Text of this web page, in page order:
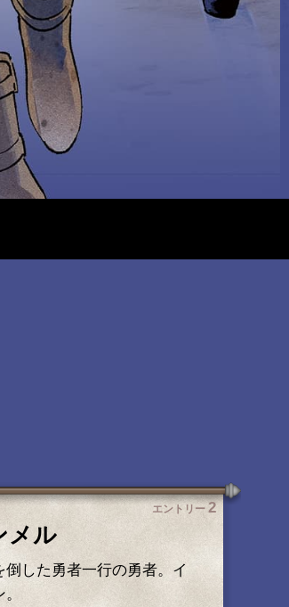
エントリー 2
メル
倒した勇者一行の勇者。イ